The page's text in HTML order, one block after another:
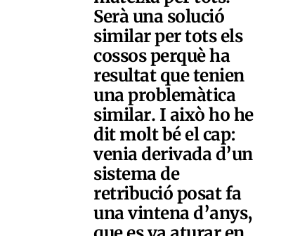
Serà una solució
similar per tots els
cossos perquè ha
resultat que tenien
una problemàtica
similar. I això ho he
dit molt bé el cap:
venia derivada d’un
sistema de
retribució posat fa
una vintena d’anys,